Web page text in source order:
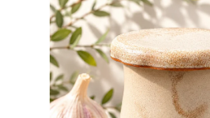
je
0,0
z
5
hviezdičiek.